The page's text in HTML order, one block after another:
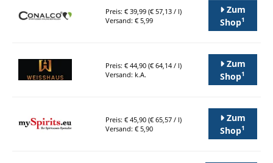
Preis: € 39,99 (€ 57,13 / l)
Versand: € 5,99
Zum
Shop1
Preis: € 44,90 (€ 64,14 / l)
Versand: k.A.
Zum
Shop1
Preis: € 45,90 (€ 65,57 / l)
Versand: € 5,90
Zum
Shop1